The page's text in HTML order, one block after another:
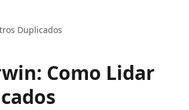
Duplicados
Como Lidar